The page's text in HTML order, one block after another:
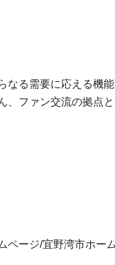
なる需要に応える機能
ファン交流の拠点と
ページ/宜野湾市ホー